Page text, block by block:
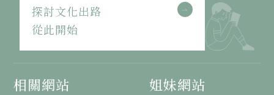
探討文化出路
從此開始
相關網站 姐妹網站